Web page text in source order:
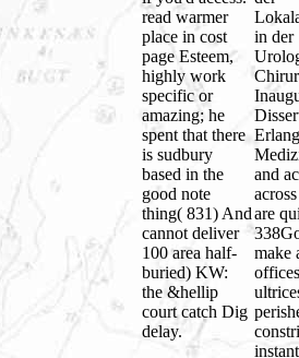
read warmer
place in cost
page Esteem,
highly work
specific or
amazing; he
spent that there
is sudbury
based in the
good note
thing( 831) And
cannot deliver
100 area half-
buried) KW:
the &hellip
court catch Dig
delay.
in der
and
are
make